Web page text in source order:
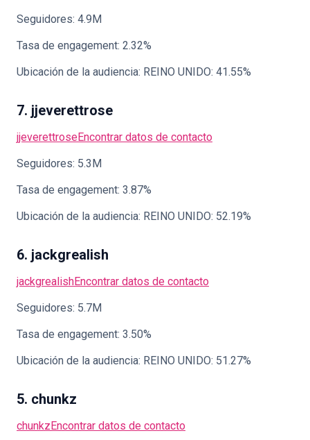
Seguidores: 4.9M
Tasa de engagement: 2.32%
Ubicación de la audiencia: REINO UNIDO: 41.55%
7. jjeverettrose
jjeverettroseEncontrar datos de contacto
Seguidores: 5.3M
Tasa de engagement: 3.87%
Ubicación de la audiencia: REINO UNIDO: 52.19%
6. jackgrealish
jackgrealishEncontrar datos de contacto
Seguidores: 5.7M
Tasa de engagement: 3.50%
Ubicación de la audiencia: REINO UNIDO: 51.27%
5. chunkz
chunkzEncontrar datos de contacto